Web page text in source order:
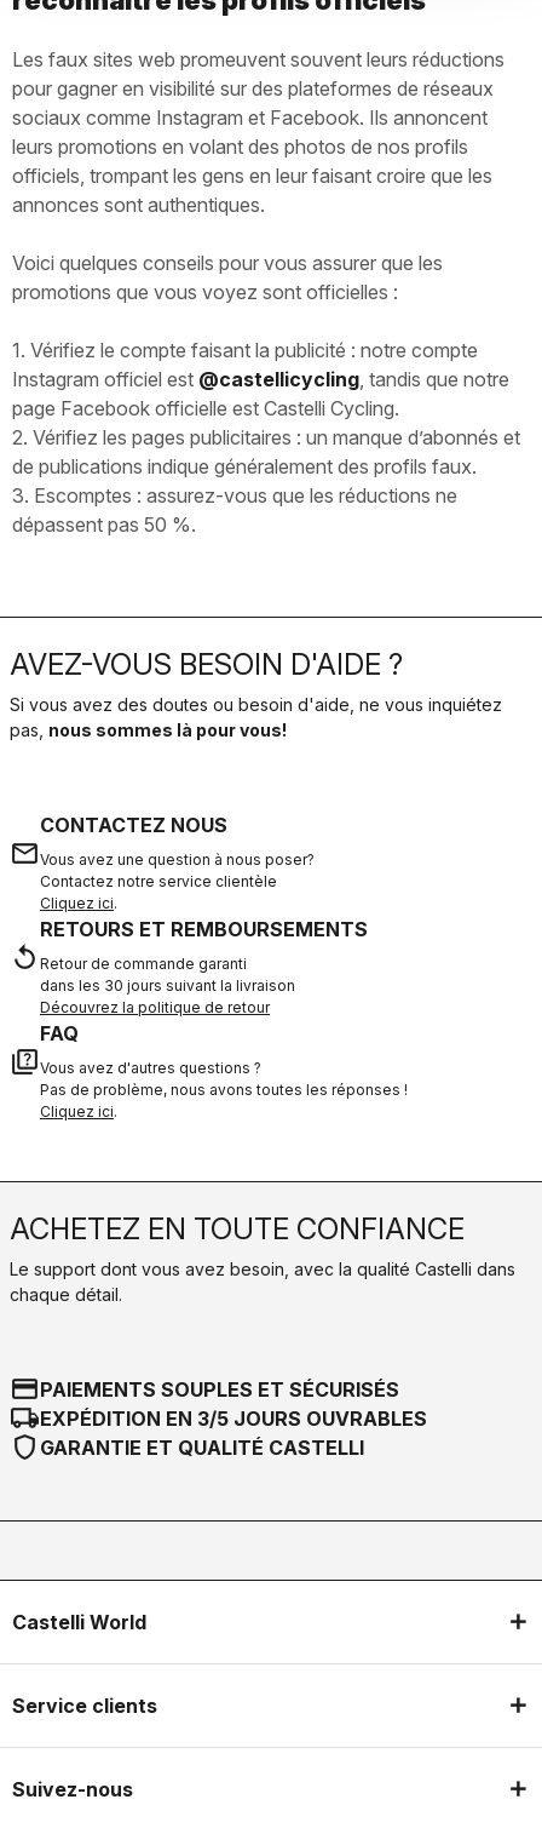
Les faux sites web promeuvent souvent leurs réductions
pour gagner en visibilité sur des plateformes de réseaux
sociaux comme Instagram et Facebook. Ils annoncent
leurs promotions en volant des photos de nos profils
officiels, trompant les gens en leur faisant croire que les
annonces sont authentiques.
Voici quelques conseils pour vous assurer que les
promotions que vous voyez sont officielles :
1. Vérifiez le compte faisant la publicité : notre compte
Instagram officiel est @castellicycling, tandis que notre
page Facebook officielle est Castelli Cycling.
2. Vérifiez les pages publicitaires : un manque d’abonnés et
de publications indique généralement des profils faux.
3. Escomptes : assurez-vous que les réductions ne
dépassent pas 50 %.
AVEZ-VOUS BESOIN D'AIDE ?
Si vous avez des doutes ou besoin d'aide, ne vous inquiétez
pas, nous sommes là pour vous!
email
CONTACTEZ NOUS
Vous avez une question à nous poser?
Contactez notre service clientèle
Cliquez ici.
replay
RETOURS ET REMBOURSEMENTS
Retour de commande garanti
dans les 30 jours suivant la livraison
Découvrez la politique de retour
quiz
FAQ
Vous avez d'autres questions ?
Pas de problème, nous avons toutes les réponses !
Cliquez ici.
ACHETEZ EN TOUTE CONFIANCE
Le support dont vous avez besoin, avec la qualité Castelli dans
chaque détail.
credit_cardPAIEMENTS SOUPLES ET SÉCURISÉS
local_shippingEXPÉDITION EN 3/5 JOURS OUVRABLES
shield GARANTIE ET QUALITÉ CASTELLI
Castelli World
Service clients
Suivez-nous